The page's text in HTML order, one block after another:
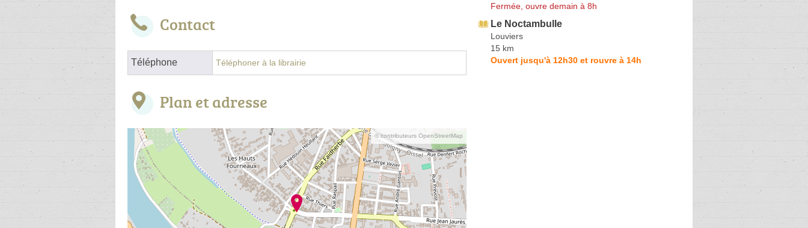
Contact
Téléphone Téléphoner à la librairie
Plan et adresse
© contributeurs OpenStreetMap
Fermée, ouvre demain à 8h
Le Noctambulle
Louviers
15 km
Ouvert jusqu'à 12h30 et rouvre à 14h